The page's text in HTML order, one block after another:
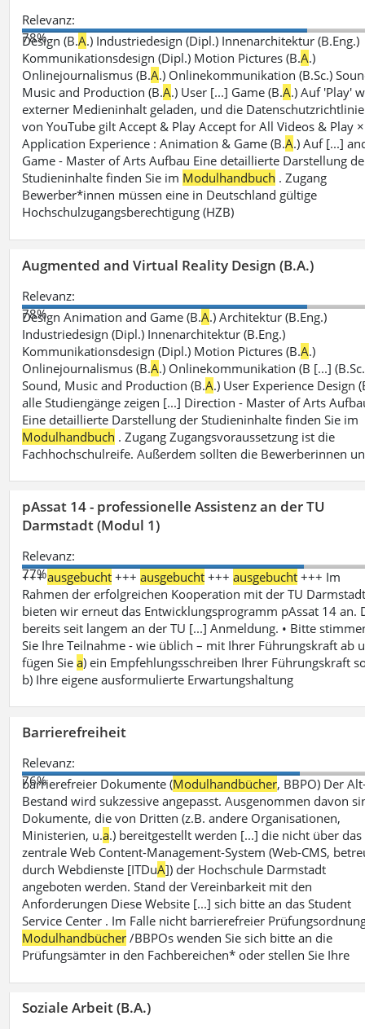
Relevanz:
78%
Design (B.A.) Industriedesign (Dipl.) Innenarchitektur (B.Eng.)
Kommunikationsdesign (Dipl.) Motion Pictures (B.A.)
Onlinejournalismus (B.A.) Onlinekommunikation (B.Sc.)
Music and Production (B.A.) User [...] Game (B.A.) Auf 'Play'
externer Medieninhalt geladen, und die Datenschutzrichtlinie
von YouTube gilt Accept & Play Accept for All Videos & Play ×
Application Experience : Animation & Game (B.A.) Auf [...]
Game - Master of Arts Aufbau Eine detaillierte Darstellung
Studieninhalte finden Sie im Modulhandbuch . Zugang
Bewerber*innen müssen eine in Deutschland gültige
Hochschulzugangsberechtigung (HZB)
Augmented and Virtual Reality Design (B.A.)
Relevanz:
78%
Design Animation and Game (B.A.) Architektur (B.Eng.)
Industriedesign (Dipl.) Innenarchitektur (B.Eng.)
Kommunikationsdesign (Dipl.) Motion Pictures (B.A.)
Onlinejournalismus (B.A.) Onlinekommunikation (B [...]
Sound, Music and Production (B.A.) User Experience Design
alle Studiengänge zeigen [...] Direction - Master of Arts
Eine detaillierte Darstellung der Studieninhalte finden Sie im
Modulhandbuch . Zugang Zugangsvoraussetzung ist die
Fachhochschulreife. Außerdem sollten die Bewerberinnen
pAssat 14 - professionelle Assistenz an der TU
Darmstadt (Modul 1)
Relevanz:
77%
+++ausgebucht +++ausgebucht +++ausgebucht +++ Im
Rahmen der erfolgreichen Kooperation mit der TU
bieten wir erneut das Entwicklungsprogramm pAssat 14 an.
bereits seit langem an der TU [...] Anmeldung. • Bitte
Sie Ihre Teilnahme - wie üblich – mit Ihrer Führungskraft ab
fügen Siea) ein Empfehlungsschreiben Ihrer Führungskraft
b) Ihre eigene ausformulierte Erwartungshaltung
Barrierefreiheit
Relevanz:
76%
barrierefreier Dokumente (Modulhandbücher, BBPO) Der
Bestand wird sukzessive angepasst. Ausgenommen davon
Dokumente, die von Dritten (z.B. andere Organisationen,
Ministerien, u.a.) bereitgestellt werden [...] die nicht über das
zentrale Web Content-Management-System (Web-CMS,
durch Webdienste [ITDuA]) der Hochschule Darmstadt
angeboten werden. Stand der Vereinbarkeit mit den
Anforderungen Diese Website [...] sich bitte an das Student
Service Center . Im Falle nicht barrierefreier
Modulhandbücher /BBPOs wenden Sie sich bitte an die
Prüfungsämter in den Fachbereichen* oder stellen Sie Ihre
Soziale Arbeit (B.A.)